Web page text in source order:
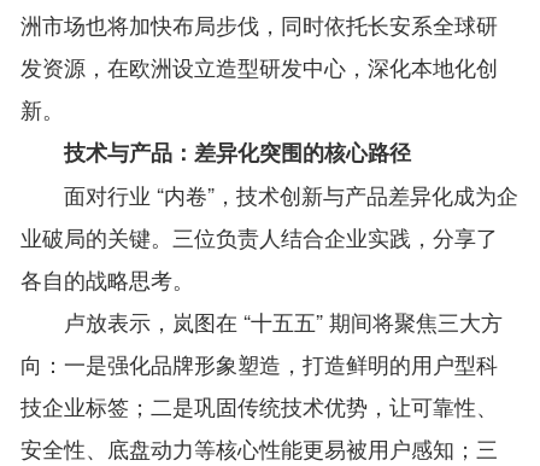
洲市场也将加快布局步伐，同时依托长安系全球研
发资源，在欧洲设立造型研发中心，深化本地化创
新。
技术与产品：差异化突围的核心路径
面对行业 “内卷”，技术创新与产品差异化成为企
业破局的关键。三位负责人结合企业实践，分享了
各自的战略思考。
卢放表示，岚图在 “十五五” 期间将聚焦三大方
向：一是强化品牌形象塑造，打造鲜明的用户型科
技企业标签；二是巩固传统技术优势，让可靠性、
安全性、底盘动力等核心性能更易被用户感知；三